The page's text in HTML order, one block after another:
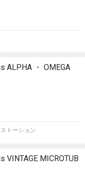
ALPHA ・ OMEGA
トーション
VINTAGE MICROTUB